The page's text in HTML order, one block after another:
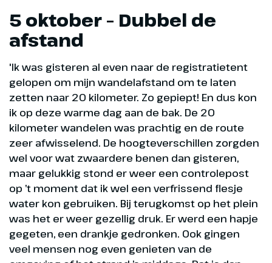
5 oktober – Dubbel de
afstand
'Ik was gisteren al even naar de registratietent
gelopen om mijn wandelafstand om te laten
zetten naar 20 kilometer. Zo gepiept! En dus kon
ik op deze warme dag aan de bak. De 20
kilometer wandelen was prachtig en de route
zeer afwisselend. De hoogteverschillen zorgden
wel voor wat zwaardere benen dan gisteren,
maar gelukkig stond er weer een controlepost
op ’t moment dat ik wel een verfrissend flesje
water kon gebruiken. Bij terugkomst op het plein
was het er weer gezellig druk. Er werd een hapje
gegeten, een drankje gedronken. Ook gingen
veel mensen nog even genieten van de